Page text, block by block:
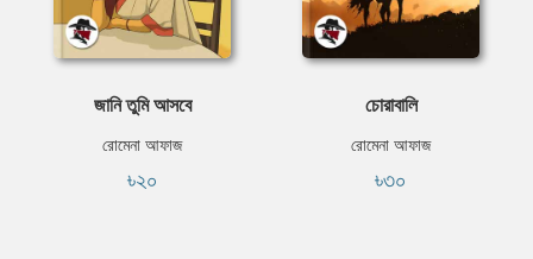
জানি তুমি আসবে
রোমেনা আফাজ
৳২০
চোরাবালি
রোমেনা আফাজ
৳৩০